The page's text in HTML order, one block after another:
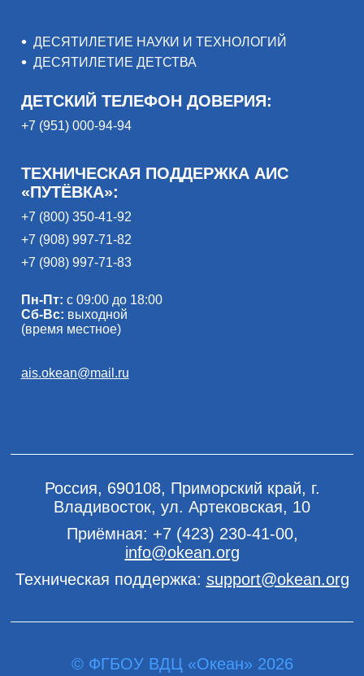
ДЕСЯТИЛЕТИЕ НАУКИ И ТЕХНОЛОГИЙ
ДЕСЯТИЛЕТИЕ ДЕТСТВА
ДЕТСКИЙ ТЕЛЕФОН ДОВЕРИЯ:
+7 (951) 000-94-94
ТЕХНИЧЕСКАЯ ПОДДЕРЖКА АИС
«ПУТЁВКА»:
+7 (800) 350-41-92
+7 (908) 997-71-82
+7 (908) 997-71-83
Пн-Пт: с 09:00 до 18:00
Сб-Вс: выходной
(время местное)
ais.okean@mail.ru
Россия, 690108, Приморский край, г.
Владивосток, ул. Артековская, 10
Приёмная: +7 (423) 230-41-00,
info@okean.org
Техническая поддержка: support@okean.org
© ФГБОУ ВДЦ «Океан» 2026